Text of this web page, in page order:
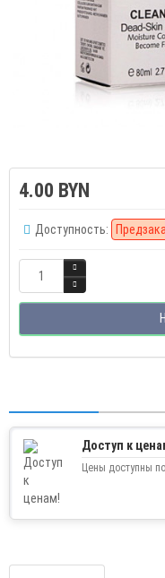
4.00 BYN
Доступность:
Доступ к
Цены доступны